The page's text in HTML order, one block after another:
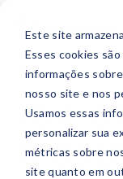
Este site
Esses cookies
informações
nosso site e nos
Usamos essas
personalizar sua
métricas sobre
site quanto em
Post su